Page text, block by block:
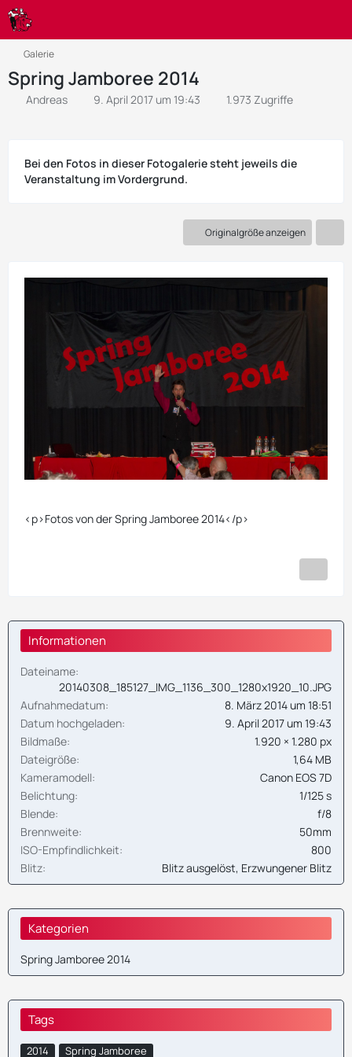
Galerie
Spring Jamboree 2014
Andreas 9. April 2017 um 19:43 1.973 Zugriffe
Bei den Fotos in dieser Fotogalerie steht jeweils die
Veranstaltung im Vordergrund.
Originalgröße anzeigen
<p>Fotos von der Spring Jamboree 2014</p>
Informationen
Dateiname
20140308_185127_IMG_1136_300_1280x1920_10.JPG
Aufnahmedatum
8. März 2014 um 18:51
Datum hochgeladen
9. April 2017 um 19:43
Bildmaße
1.920 × 1.280 px
Dateigröße
1,64 MB
Kameramodell
Canon EOS 7D
Belichtung
1/125 s
Blende
f/8
Brennweite
50mm
ISO-Empfindlichkeit
800
Blitz
Blitz ausgelöst, Erzwungener Blitz
Kategorien
Spring Jamboree 2014
Tags
2014 Spring Jamboree